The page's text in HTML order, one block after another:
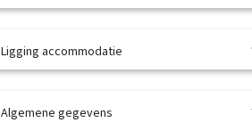
Ligging accommodatie
Algemene gegevens